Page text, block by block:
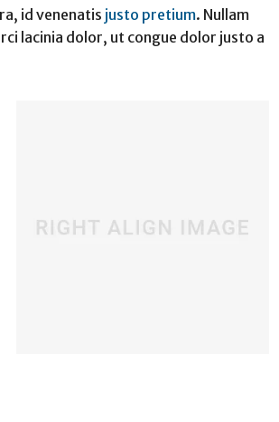
id venenatis justo pretium. Nullam
lacinia dolor, ut congue dolor justo a